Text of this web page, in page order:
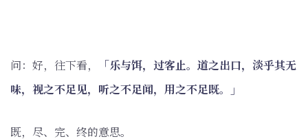
问：好，往下看，
「乐与饵，过客止。道之出口，淡乎其无
味，视之不足见，听之不足闻，用之不足既。」
既，尽、完、终的意思。